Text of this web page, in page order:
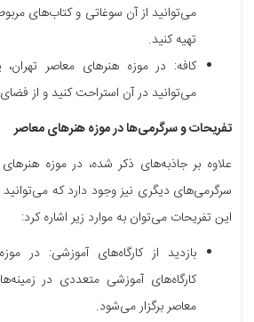
می‌توانید از آن سوغاتی و کتاب‌های
تهیه کنید.
کافه: در موزه هنرهای معاصر
می‌توانید در آن استراحت کنید و از
تفریحات و سرگرمی‌ها در موزه هنرهای معاصر
علاوه بر جاذبه‌های ذکر شده، در موزه
سرگرمی‌های دیگری نیز وجود دارد که می‌توانید
این تفریحات می‌توان به موارد زیر اشاره کرد:
بازدید از کارگاه‌های آموزشی: در
کارگاه‌های آموزشی متعددی در
معاصر برگزار می‌شود.